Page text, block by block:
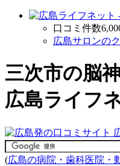
口コミ件数
広島サロンの
三次市の脳
広島ライフ
(広島の病院・歯科医院・